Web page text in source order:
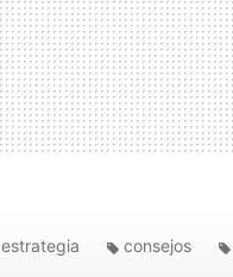
estrategia consejos